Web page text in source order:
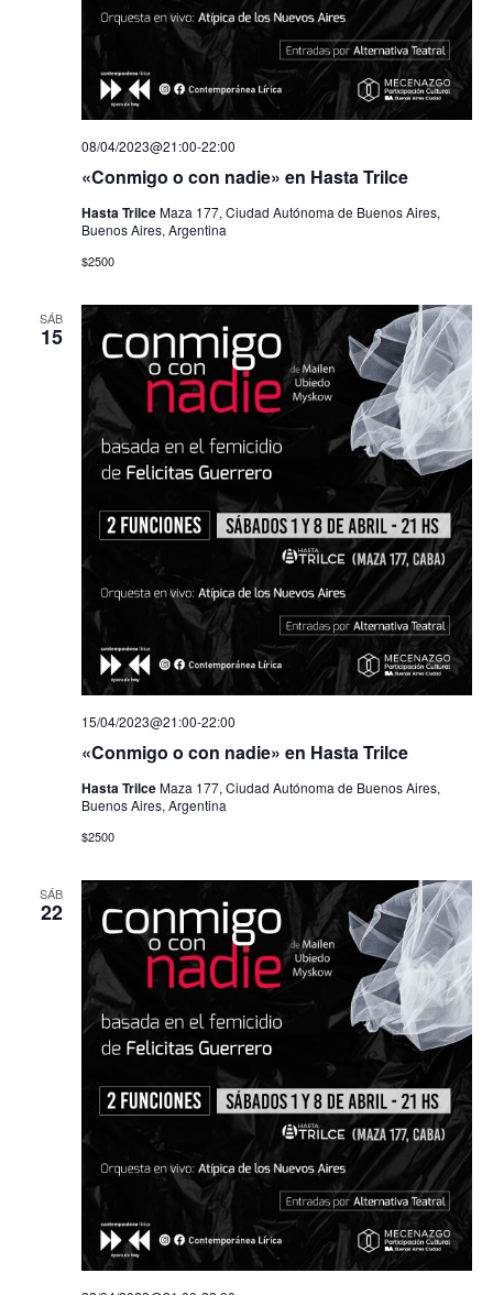
«Conmigo o con nadie» en Hasta Trilce
08/04/2023@21:00-22:00
Hasta TrilceMaza 177, Ciudad Autónoma de Buenos Aires,
Buenos Aires, Argentina
$2500
SÁB
15
«Conmigo o con nadie» en Hasta Trilce
15/04/2023@21:00-22:00
Hasta TrilceMaza 177, Ciudad Autónoma de Buenos Aires,
Buenos Aires, Argentina
$2500
SÁB
22